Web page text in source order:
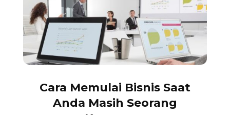
Cara Memulai Bisnis Saat
Anda Masih Seorang